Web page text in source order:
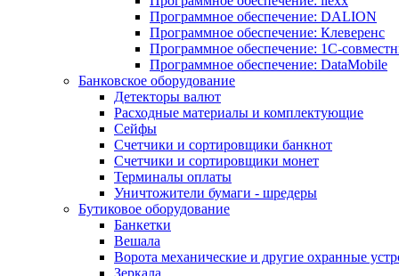
Программное обеспечение: DALION
Программное обеспечение: Клеверенс
Программное обеспечение: 1С-
Программное обеспечение: DataMobile
Банковское оборудование
Детекторы валют
Расходные материалы и комплектующие
Сейфы
Счетчики и сортировщики банкнот
Счетчики и сортировщики монет
Терминалы оплаты
Уничтожители бумаги - шредеры
Бутиковое оборудование
Банкетки
Вешала
Ворота механические и другие охранные
Зеркала